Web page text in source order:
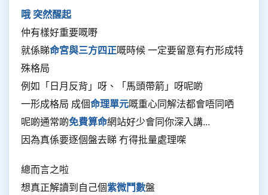
哦 突然醒起
仲有樣好重要嘅嘢
就係睇命宮與三方四正嘅時候 一定要留意有冇形成特
殊格局
例如「日月反背」呀、「馬頭帶箭」呀呢啲
一形成格局 成個命理單元嘅重心同解法都會唔同哂
呢啲通常啲免費算命網站好少會同你深入講...
因為真係要逐個盤去睇 冇得批量處理㗎
總而言之啦
想真正解讀到自己個紫微鬥數盤